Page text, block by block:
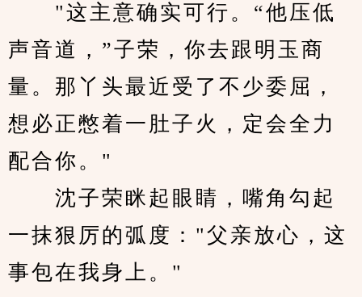
"这主意确实可行。“他压低
声音道，”子荣，你去跟明玉商
量。那丫头最近受了不少委屈，
想必正憋着一肚子火，定会全力
配合你。"
沈子荣眯起眼睛，嘴角勾起
一抹狠厉的弧度："父亲放心，这
事包在我身上。"